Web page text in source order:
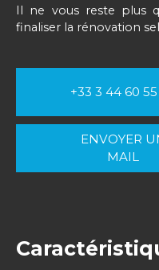
Il ne vous reste plus
finaliser la rénovation
+33 3 44 60
ENVOYER
MAIL